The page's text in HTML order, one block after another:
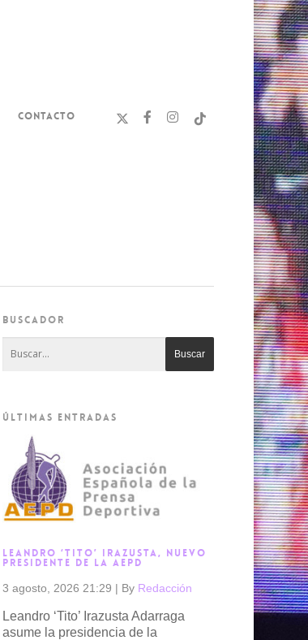
CONTACTO
BUSCADOR
ÚLTIMAS ENTRADAS
LEANDRO ‘TITO’ IRAZUSTA, NUEVO
PRESIDENTE DE LA AEPD
3 agosto, 2026 21:29 | By Redacción
Leandro ‘Tito’ Irazusta Adarraga
asume la presidencia de la